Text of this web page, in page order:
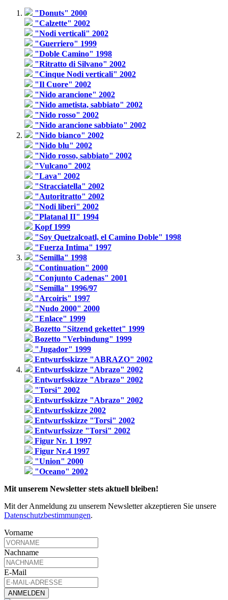
"Donuts" 2000
"Calzette" 2002
"Nodi verticali" 2002
"Guerriero" 1999
"Doble Camino" 1998
"Ritratto di Silvano" 2002
"Cinque Nodi verticali" 2002
"Il Cuore" 2002
"Nido arancione" 2002
"Nido ametista, sabbiato" 2002
"Nido rosso" 2002
"Nido arancione sabbiato" 2002
"Nido bianco" 2002
"Nido blu" 2002
"Nido rosso, sabbiato" 2002
"Vulcano" 2002
"Lava" 2002
"Stracciatella" 2002
"Autoritratto" 2002
"Nodi liberi" 2002
"Platanal II" 1994
Kopf 1999
"Soy Quetzalcoatl, el Camino Doble" 1998
"Fuerza Intima" 1997
"Semilla" 1998
"Continuation" 2000
"Conjunto Cadenas" 2001
"Semilla" 1996/97
"Arcoiris" 1997
"Nudo 2000" 2000
"Enlace" 1999
Bozetto "Sitzend gekettet" 1999
Bozetto "Verbindung" 1999
"Jugador" 1999
Entwurfsskizze "ABRAZO" 2002
Entwurfsskizze "Abrazo" 2002
Entwurfsskizze "Abrazo" 2002
"Torsi" 2002
Entwurfsskizze "Abrazo" 2002
Entwurfsskizze 2002
Entwurfsskizze "Torsi" 2002
Entwurfssizze "Torsi" 2002
Figur Nr. 1 1997
Figur Nr.4 1997
"Union" 2000
"Oceano" 2002
Mit unserem Newsletter stets aktuell bleiben!
Mit der Anmeldung zu unserem Newsletter akzeptieren Sie unsere
Datenschutzbestimmungen.
Vorname
Nachname
E-Mail